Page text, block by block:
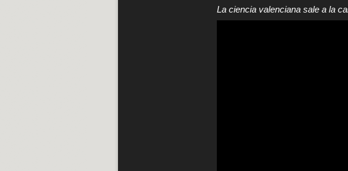
La ciencia valenciana sale a la